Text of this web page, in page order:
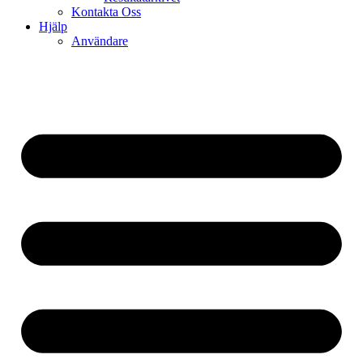
Kontakta Oss
Hjälp
Användare